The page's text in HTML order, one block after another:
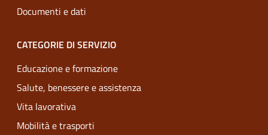
Documenti e dati
CATEGORIE DI SERVIZIO
Educazione e formazione
Salute, benessere e assistenza
Vita lavorativa
Mobilità e trasporti